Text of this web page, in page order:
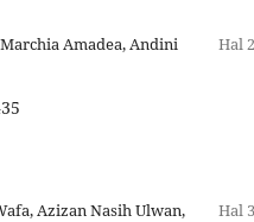
Amadea, Andini
Hal
Azizan Nasih Ulwan,
Hal